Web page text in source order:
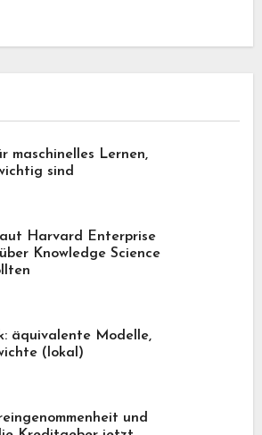
maschinelles Lernen,
sind
Harvard Enterprise
Knowledge Science
äquivalente Modelle,
(lokal)
und